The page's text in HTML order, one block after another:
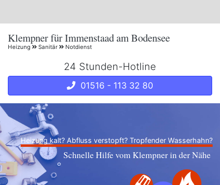
Klempner für Immenstaad am Bodensee
Heizung Sanitär Notdienst
24 Stunden-Hotline
01516 - 113 32 80
Heizung kalt? Abfluss verstopft? Tropfender Wasserhahn?
Schnelle Hilfe vom Klempner in der Nähe